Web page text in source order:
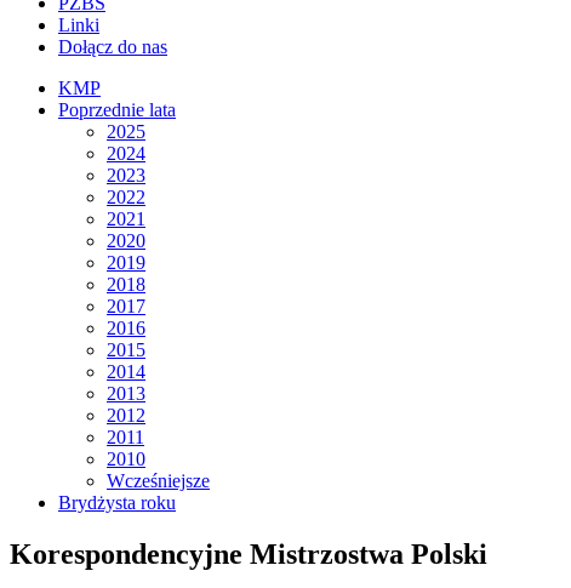
Linki
Dołącz do nas
KMP
Poprzednie lata
2025
2024
2023
2022
2021
2020
2019
2018
2017
2016
2015
2014
2013
2012
2011
2010
Wcześniejsze
Brydżysta roku
Korespondencyjne Mistrzostwa Polski